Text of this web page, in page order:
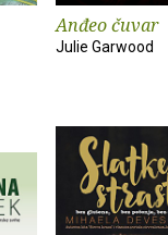
Anđeo čuvar
Julie Garwood